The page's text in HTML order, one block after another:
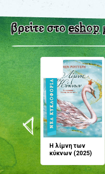
βρείτε στοeshop
Η λίμνη των
κύκνων (2025)